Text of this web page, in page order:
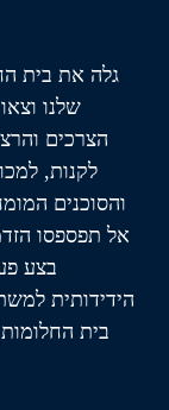
גלה את בית
שלנו
הצרכים
לקנות,
והסוכנים
אל תפספסו
בצע
הידידותית
בית